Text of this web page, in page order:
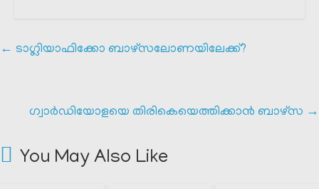
← ടാഗ്ലിയാഫിക്കോ ബാഴ്സലോണയിലേക്ക്?
ഗ്വാർഡിയോളയെ തിരികെയെത്തിക്കാൻ ബാഴ്സ →
You May Also Like